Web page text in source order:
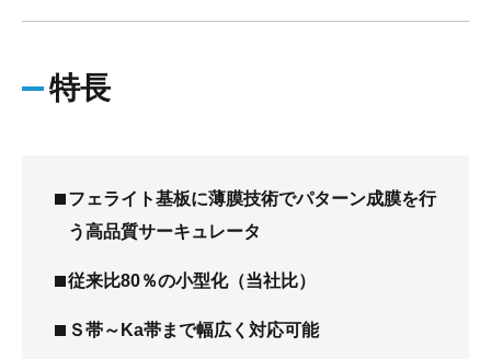
特長
フェライト基板に薄膜技術でパターン成膜を行
う高品質サーキュレータ
従来比80％の小型化（当社比）
Ｓ帯～Ka帯まで幅広く対応可能